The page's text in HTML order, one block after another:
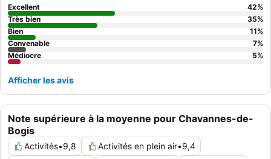
accru, les suites avec de beaux balcons et des
vues sur le lac
sont fortement recommandées.
Note supérieure à la moyenne pour Chavannes-de-
Bogis
Activités•9,8 Activités en plein air•9,4
Excellent 42%
Très bien
35%
Bien
11%
Convenable
7%
Médiocre
5%
Afficher les avis